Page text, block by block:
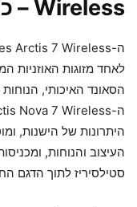
Wireless
–
לאחד מזוגות האוזניות
הסאונד האיכותי,
היתרונות של הישנות,
העיצוב והנוחות,
סטילסיריז לתוך הדגם